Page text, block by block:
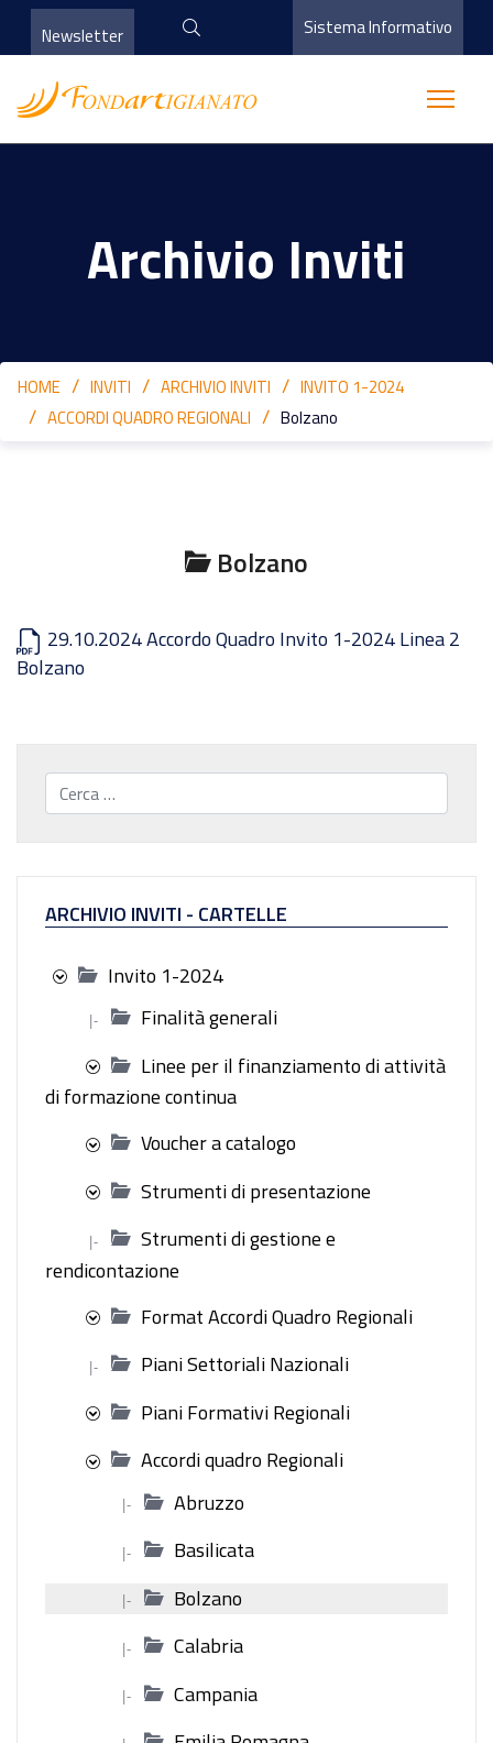
Newsletter Sistema Informativo
Archivio Inviti
HOME INVITI ARCHIVIO INVITI
INVITO 1-2024
ACCORDI QUADRO REGIONALI
Bolzano
Bolzano
29.10.2024 Accordo Quadro Invito 1-2024 Linea 2
Bolzano
Cerca...
ARCHIVIO INVITI - CARTELLE
Invito 1-2024
|-
Finalità generali
Linee per il finanziamento di attività
di formazione continua
Voucher a catalogo
Strumenti di presentazione
|-
Strumenti di gestione e
rendicontazione
Format Accordi Quadro Regionali
|-
Piani Settoriali Nazionali
Piani Formativi Regionali
Accordi quadro Regionali
|- Abruzzo
|- Basilicata
|- Bolzano
|- Calabria
|- Campania